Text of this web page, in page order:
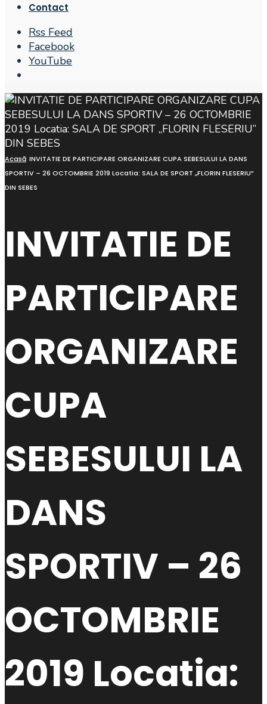
Contact
Rss Feed
Facebook
YouTube
Search
Window
Acasă INVITATIE DE PARTICIPARE ORGANIZARE CUPA SEBESULUI LA DANS
SPORTIV – 26 OCTOMBRIE 2019 Locatia: SALA DE SPORT „FLORIN FLESERIU”
DIN SEBES
INVITATIE DE
PARTICIPARE
ORGANIZARE
CUPA
SEBESULUI LA
DANS
SPORTIV – 26
OCTOMBRIE
2019 Locatia: